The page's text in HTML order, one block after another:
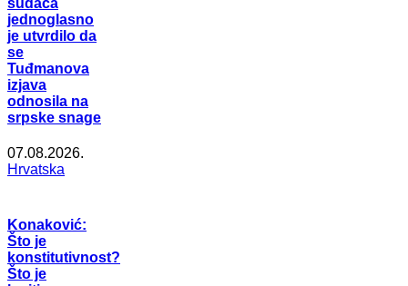
sudaca
jednoglasno
je utvrdilo da
se
Tuđmanova
izjava
odnosila na
srpske snage
07.08.2026.
Hrvatska
Konaković:
Što je
konstitutivnost?
Što je